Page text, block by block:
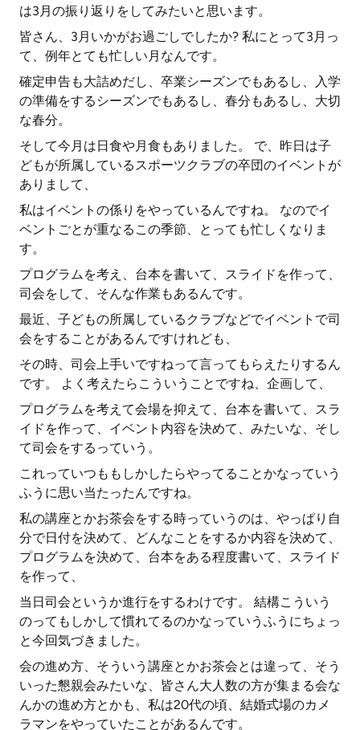
は3月の振り返りをしてみたいと思います。
皆さん、3月いかがお過ごしでしたか? 私にとって3月っ
て、例年とても忙しい月なんです。
確定申告も大詰めだし、卒業シーズンでもあるし、入学
の準備をするシーズンでもあるし、春分もあるし、大切
な春分。
そして今月は日食や月食もありました。 で、昨日は子
どもが所属しているスポーツクラブの卒団のイベントが
ありまして、
私はイベントの係りをやっているんですね。 なのでイ
ベントごとが重なるこの季節、とっても忙しくなりま
す。
プログラムを考え、台本を書いて、スライドを作って、
司会をして、そんな作業もあるんです。
最近、子どもの所属しているクラブなどでイベントで司
会をすることがあるんですけれども、
その時、司会上手いですねって言ってもらえたりするん
です。 よく考えたらこういうことですね、企画して、
プログラムを考えて会場を抑えて、台本を書いて、スラ
イドを作って、イベント内容を決めて、みたいな、そし
て司会をするっていう。
これっていつももしかしたらやってることかなっていう
ふうに思い当たったんですね。
私の講座とかお茶会をする時っていうのは、やっぱり自
分で日付を決めて、どんなことをするか内容を決めて、
プログラムを決めて、台本をある程度書いて、スライド
を作って、
当日司会というか進行をするわけです。 結構こういう
のってもしかして慣れてるのかなっていうふうにちょっ
と今回気づきました。
会の進め方、そういう講座とかお茶会とは違って、そう
いった懇親会みたいな、皆さん大人数の方が集まる会な
んかの進め方とかも、私は20代の頃、結婚式場のカメ
ラマンをやっていたことがあるんです。